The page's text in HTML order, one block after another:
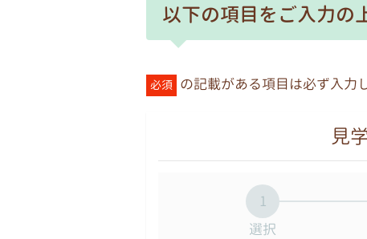
以下の項目をご入力の
必須 の記載がある項目は必ず入力
見
1
選択